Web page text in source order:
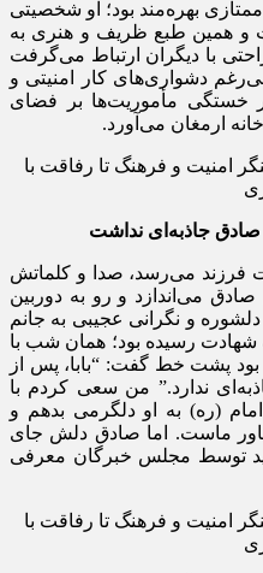
بهره‌مند بود؛ او شخصیتی
و همین طبع ظریف و هنری به
با دیگران ارتباط می‌گرفت
دشواری‌های کار امنیتی و
خستگی مأموریت‌ها بر فضای
ارمغان می‌آورد.
صادق جاذبه‌ای نداشت
فرزند می‌رسد، صدا و کلماتش
می‌اندازد و رو به‌ دوربین
و نگرانی عجیبی به جانم
به شهادت رسیده بود؛ همان شب با
پشت خط گفت: “بابا، پس از
ندارد.” من سعی کردم با
(ره) به او دلگرمی بدهم و
ماست. اما صادق دلش جای
توسط مجلس خبرگان معرفی